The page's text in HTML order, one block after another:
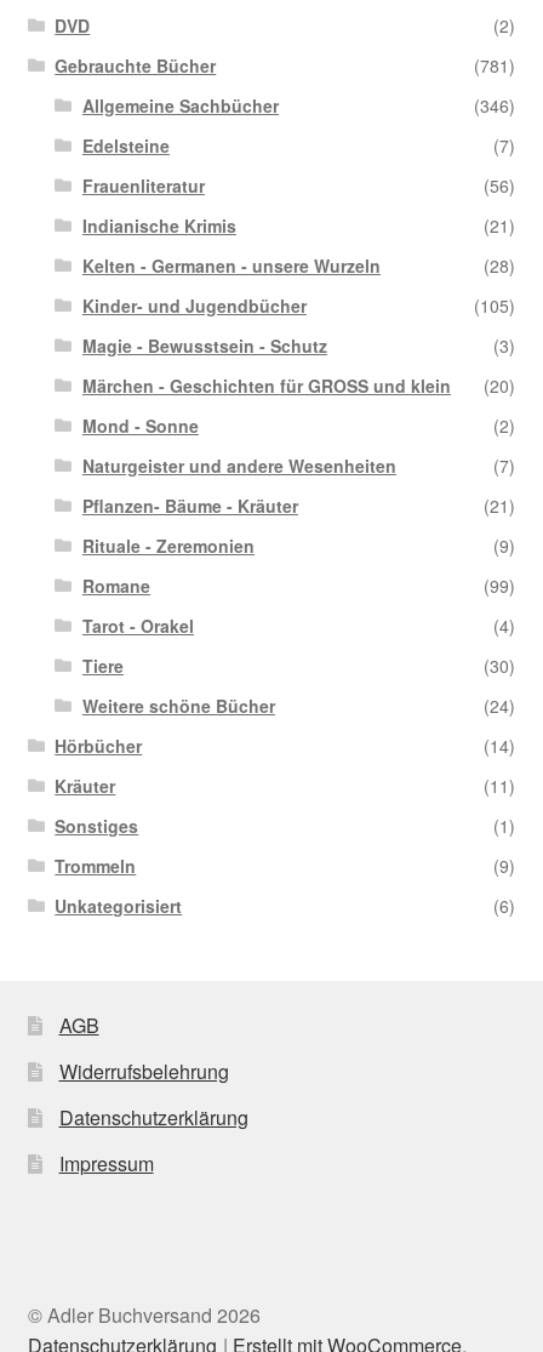
DVD
(2)
Gebrauchte Bücher
(781)
Allgemeine Sachbücher
(346)
Edelsteine
(7)
Frauenliteratur
(56)
Indianische Krimis
(21)
Kelten - Germanen - unsere Wurzeln
(28)
Kinder- und Jugendbücher
(105)
Magie - Bewusstsein - Schutz
(3)
Märchen - Geschichten für GROSS und klein
(20)
Mond - Sonne
(2)
Naturgeister und andere Wesenheiten
(7)
Pflanzen- Bäume - Kräuter
(21)
Rituale - Zeremonien
(9)
Romane
(99)
Tarot - Orakel
(4)
Tiere
(30)
Weitere schöne Bücher
(24)
Hörbücher
(14)
Kräuter
(11)
Sonstiges
(1)
Trommeln
(9)
Unkategorisiert
(6)
AGB
Widerrufsbelehrung
Datenschutzerklärung
Impressum
© Adler Buchversand 2026
Datenschutzerklärung
Erstellt mit WooCommerce.